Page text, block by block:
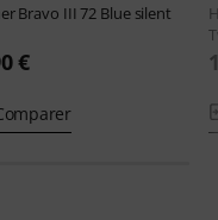
Bravo III 72 Blue silent
€